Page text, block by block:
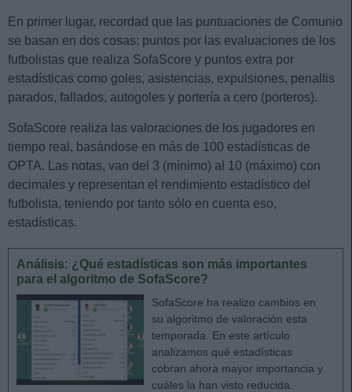
En primer lugar, recordad que las puntuaciones de Comunio
se basan en dos cosas: puntos por las evaluaciones de los
futbolistas que realiza SofaScore y puntos extra por
estadísticas como goles, asistencias, expulsiones, penaltis
parados, fallados, autogoles y portería a cero (porteros).
SofaScore realiza las valoraciones de los jugadores en
tiempo real, basándose en más de 100 estadísticas de
OPTA. Las notas, van del 3 (mínimo) al 10 (máximo) con
decimales y representan el rendimiento estadístico del
futbolista, teniendo por tanto sólo en cuenta eso,
estadísticas.
Análisis: ¿Qué estadísticas son más importantes
para el algoritmo de SofaScore?
SofaScore ha realizo cambios en
su algoritmo de valoración esta
temporada. En este artículo
analizamos qué estadísticas
cobran ahora mayor importancia y
cuáles la han visto reducida.